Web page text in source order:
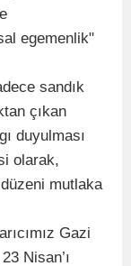
egemenlik"
sandık
çıkan
duyulması
olarak,
mutlaka
Gazi
Nisan’ı